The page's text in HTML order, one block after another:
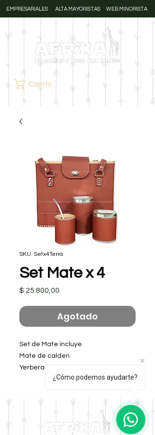
EMPRESARIALES ALTA MAYORISTAS WEB MINORISTA
Carrito
SKU: Setx4Terra
Set Mate x 4
$ 25.800,00
Agotado
Set de Mate incluye
Mate de calden
Yerbera con pico vertedor
Azucarera con pico vertedor
Color Terra
¿Cómo podemos ayudarte?